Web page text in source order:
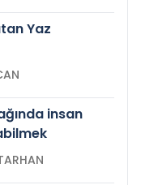
Yaz
insan
Nevzat TARHAN